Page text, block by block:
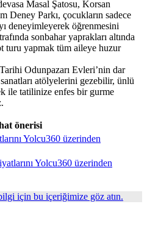
Masal Şatosu, Korsan
Deney Parkı, çocukların sadece
deneyimleyerek öğrenmesini
sonbahar yaprakları altında
turu yapmak tüm aileye huzur
Tarihi Odunpazarı Evleri’nin dar
atölyelerini gezebilir, ünlü
ile tatilinize enfes bir gurme
önerisi
Yolcu360 üzerinden
Yolcu360 üzerinden
için bu içeriğimize göz atın.